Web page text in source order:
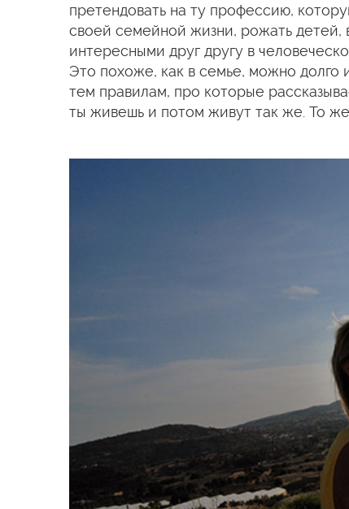
претендовать на ту профессию,
своей семейной жизни, рожать
интересными друг другу в
Это похоже, как в семье, можно долго
тем правилам, про которые
ты живешь и потом живут так же. То